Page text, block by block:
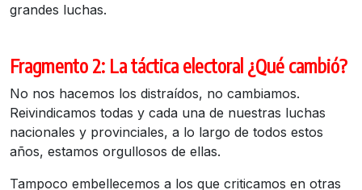
grandes luchas.
Fragmento 2: La táctica electoral ¿Qué cambió?
No nos hacemos los distraídos, no cambiamos.
Reivindicamos todas y cada una de nuestras luchas
nacionales y provinciales, a lo largo de todos estos
años, estamos orgullosos de ellas.
Tampoco embellecemos a los que criticamos en otras